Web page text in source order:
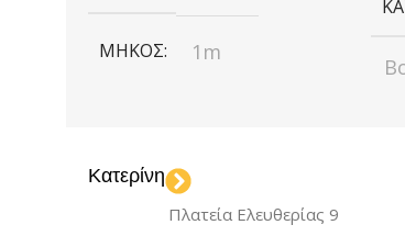
ΜΉΚΟΣ 1m
Type-C to Lightning
Κατερίνη
Πλατεία Ελευθερίας 9